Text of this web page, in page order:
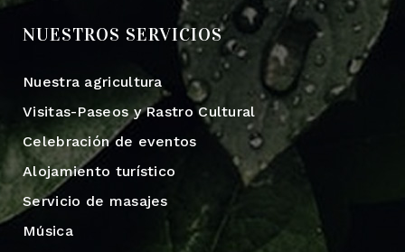
NUESTROS SERVICIOS
Nuestra agricultura
Visitas-Paseos y Rastro Cultural
Celebración de eventos
Alojamiento turístico
Servicio de masajes
Música